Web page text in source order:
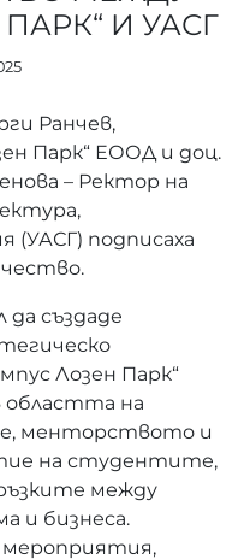
И УАСГ
Ранчев,
Парк“ ЕООД и доц.
– Ректор на
(УАСГ) подписаха
създаде
Лозен Парк“
областта на
менторството и
на студентите,
между
и бизнеса.
мероприятия,